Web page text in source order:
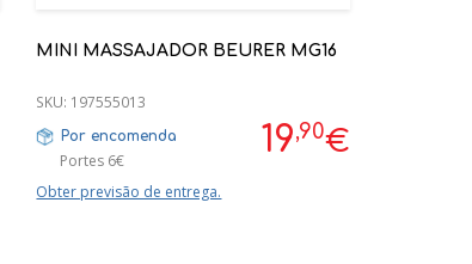
MINI MASSAJADOR BEURER MG16
19,90€
SKU: 197555013
Por encomenda
Portes 6€
Obter previsão de entrega.